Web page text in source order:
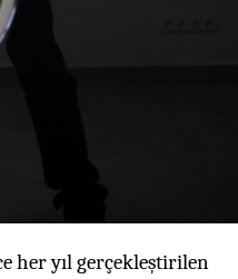
her yıl gerçekleştirilen